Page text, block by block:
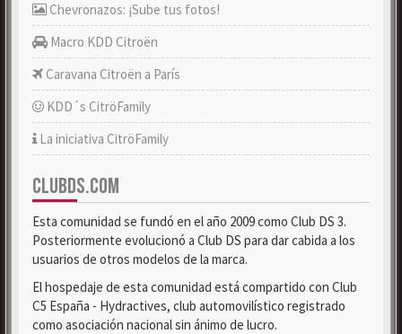
Chevronazos: ¡Sube tus fotos!
Macro KDD Citroën
Caravana Citroën a París
KDD´s CitröFamily
La iniciativa CitröFamily
CLUBDS.COM
Esta comunidad se fundó en el año 2009 como Club DS 3.
Posteriormente evolucionó a Club DS para dar cabida a los
usuarios de otros modelos de la marca.
El hospedaje de esta comunidad está compartido con Club
C5 España - Hydractives, club automovilístico registrado
como asociación nacional sin ánimo de lucro.